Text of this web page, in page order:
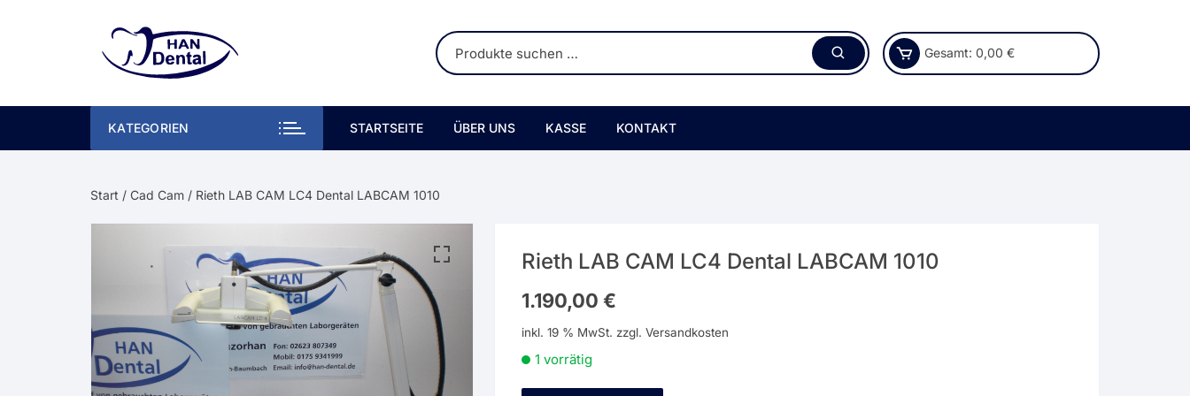
Gesamt: 0,00 €
KATEGORIEN STARTSEITE ÜBER UNS KASSE KONTAKT
Start / Cad Cam / Rieth LAB CAM LC4 Dental LABCAM 1010
Rieth LAB CAM LC4 Dental LABCAM 1010
1.190,00 €
inkl. 19 % MwSt. zzgl. Versandkosten
1 vorrätig